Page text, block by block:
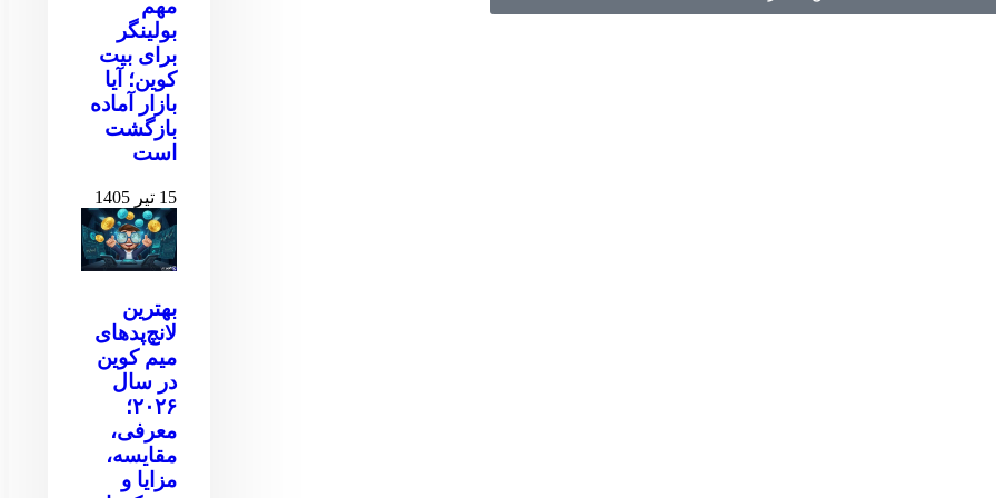
مهم
بولینگر
برای بیت
کوین‌‌؛ آیا
بازار آماده
بازگشت
است
15 تیر 1405
بهترین
لانچ‌پدهای
میم کوین
در سال
۲۰۲۶؛
معرفی،
مقایسه،
مزایا و